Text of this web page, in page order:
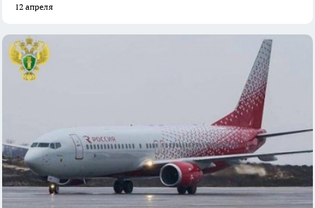
12 апреля